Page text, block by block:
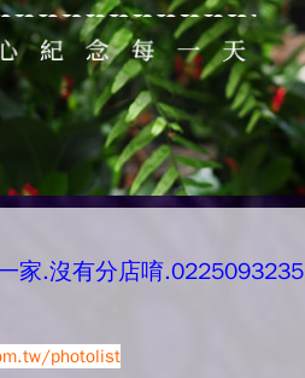
家.沒有分店唷.0225093235
photolist